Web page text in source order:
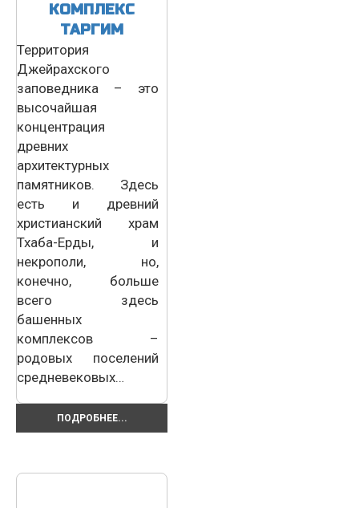
КОМПЛЕКС
ТАРГИМ
Территория
Джейрахского
заповедника – это
высочайшая
концентрация
древних
архитектурных
памятников. Здесь
есть и древний
христианский храм
Тхаба-Ерды, и
некрополи, но,
конечно, больше
всего здесь
башенных
комплексов –
родовых поселений
средневековых…
ПОДРОБНЕЕ...